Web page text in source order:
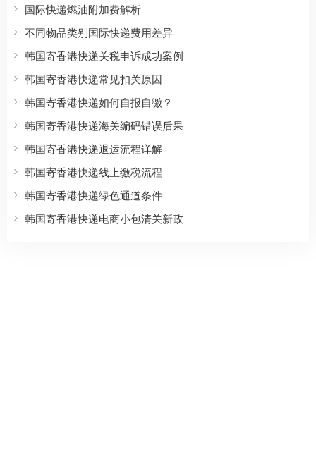
国际快递燃油附加费解析
不同物品类别国际快递费用差异
韩国寄香港快递关税申诉成功案例
韩国寄香港快递常见扣关原因
韩国寄香港快递如何自报自缴？
韩国寄香港快递海关编码错误后果
韩国寄香港快递退运流程详解
韩国寄香港快递线上缴税流程
韩国寄香港快递绿色通道条件
韩国寄香港快递电商小包清关新政